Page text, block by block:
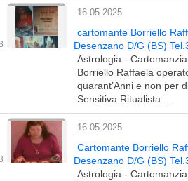
16.05.2025
cartomante Borriello
Desenzano D/G (BS)
Astrologia -
Borriello Raffaela
quarant’Anni e non per
Sensitiva Ritualista ...
16.05.2025
Cartomante Borriello
Desenzano D/G (BS)
Astrologia -